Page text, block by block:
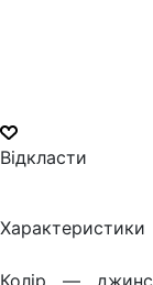
Відкласти
Характеристики